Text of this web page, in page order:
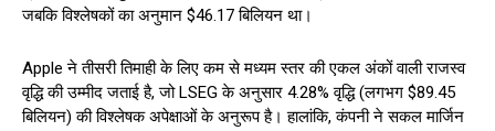
जबकि विश्लेषकों का अनुमान $46.17 बिलियन था।
Apple ने तीसरी तिमाही के लिए कम से मध्यम स्तर की एकल अंकों वाली राजस्व
वृद्धि की उम्मीद जताई है, जो LSEG के अनुसार 4.28% वृद्धि (लगभग $89.45
बिलियन) की विश्लेषक अपेक्षाओं के अनुरूप है। हालांकि, कंपनी ने सकल मार्जिन